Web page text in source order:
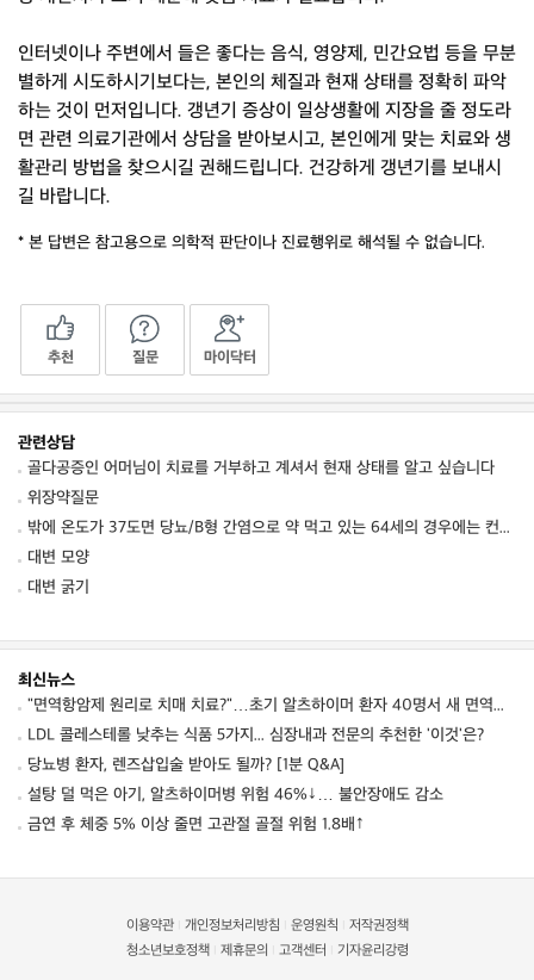
인터넷이나 주변에서 들은 좋다는 음식, 영양제, 민간요법 등을 무분
별하게 시도하시기보다는, 본인의 체질과 현재 상태를 정확히 파악
하는 것이 먼저입니다. 갱년기 증상이 일상생활에 지장을 줄 정도라
면 관련 의료기관에서 상담을 받아보시고, 본인에게 맞는 치료와 생
활관리 방법을 찾으시길 권해드립니다. 건강하게 갱년기를 보내시
길 바랍니다.
* 본 답변은 참고용으로 의학적 판단이나 진료행위로 해석될 수 없습니다.
추천 질문 마이닥터
관련상담
골다공증인 어머님이 치료를 거부하고 계셔서 현재 상태를 알고 싶습니다
위장약질문
밖에 온도가 37도면 당뇨/B형 간염으로 약 먹고 있는 64세의 경우에는 컨디션 저하를 동
대변 모양
대변 굵기
최신뉴스
"면역항암제 원리로 치매 치료?"…초기 알츠하이머 환자 40명서 새 면역항체 안전성 확인
LDL 콜레스테롤 낮추는 식품 5가지... 심장내과 전문의 추천한 '이것'은?
당뇨병 환자, 렌즈삽입술 받아도 될까? [1분 Q&A]
설탕 덜 먹은 아기, 알츠하이머병 위험 46%↓… 불안장애도 감소
금연 후 체중 5% 이상 줄면 고관절 골절 위험 1.8배↑
이용약관 개인정보처리방침 운영원칙
저작권정책
청소년보호정책
제휴문의 고객센터 기자윤리강령